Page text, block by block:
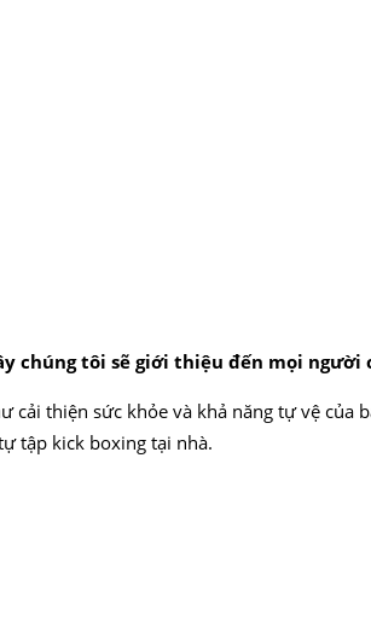
chúng tôi sẽ giới thiệu đến mọi người
thiện sức khỏe và khả năng tự vệ của
tập kick boxing tại nhà.